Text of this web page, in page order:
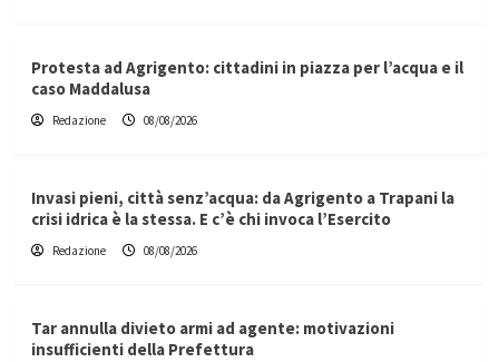
Protesta ad Agrigento: cittadini in piazza per l’acqua e il
caso Maddalusa
Redazione 08/08/2026
Invasi pieni, città senz’acqua: da Agrigento a Trapani la
crisi idrica è la stessa. E c’è chi invoca l’Esercito
Redazione 08/08/2026
Tar annulla divieto armi ad agente: motivazioni
insufficienti della Prefettura